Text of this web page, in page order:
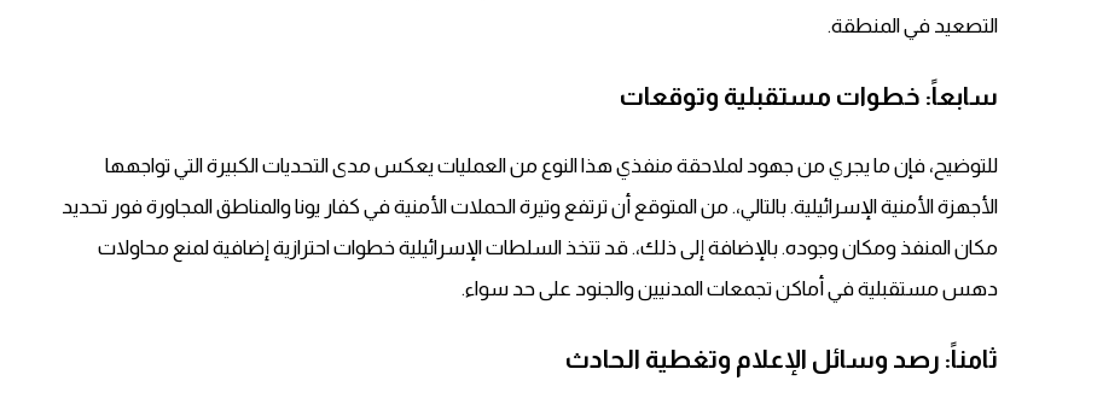
التصعيد في المنطقة.
سابعاً: خطوات مستقبلية وتوقعات
للتوضيح، فإن ما يجري من جهود لملاحقة منفذي هذا النوع من العمليات يعكس مدى التحديات الكبيرة التي تواجهها
الأجهزة الأمنية الإسرائيلية. بالتالي،. من المتوقع أن ترتفع وتيرة الحملات الأمنية في كفار يونا والمناطق المجاورة فور تحديد
مكان المنفذ ومكان وجوده. بالإضافة إلى ذلك،. قد تتخذ السلطات الإسرائيلية خطوات احترازية إضافية لمنع محاولات
دهس مستقبلية في أماكن تجمعات المدنيين والجنود على حد سواء.
ثامناً: رصد وسائل الإعلام وتغطية الحادث